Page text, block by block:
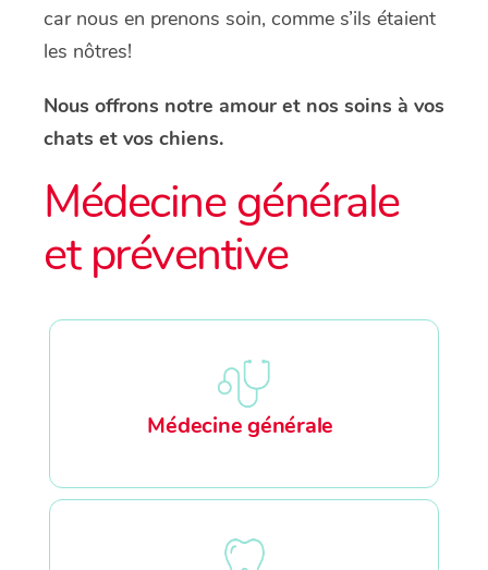
car nous en prenons soin, comme s’ils étaient
les nôtres!
Nous offrons notre amour et nos soins à vos
chats et vos chiens.
Médecine générale
et préventive
Médecine générale